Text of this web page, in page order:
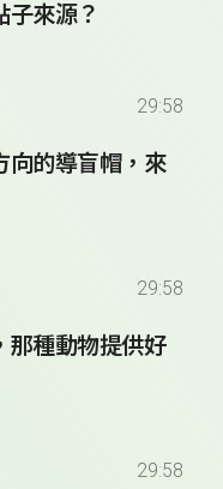
子來源？
29:58
向的導盲帽，來
29:58
那種動物提供好
29:58